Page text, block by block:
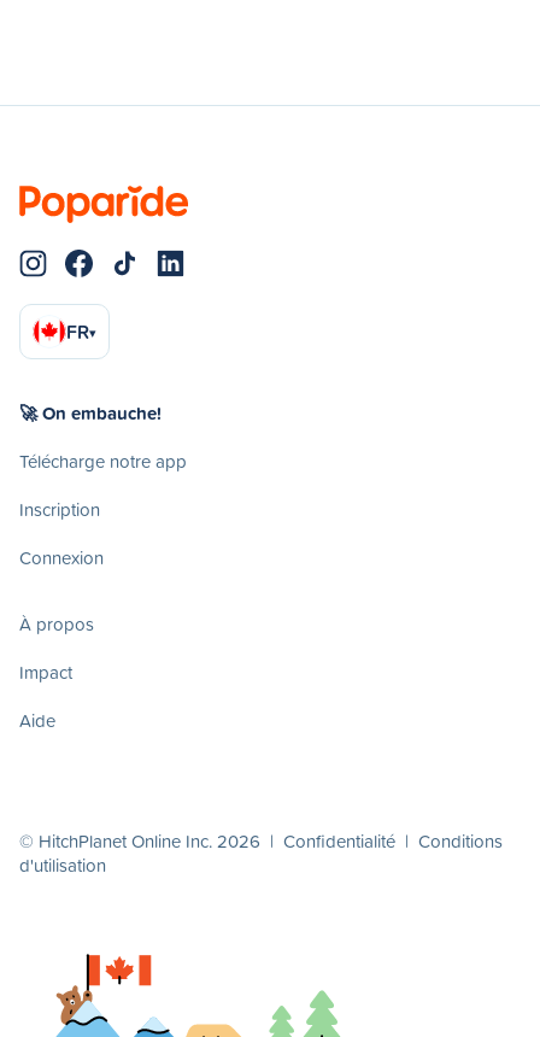
FR▾
🚀 On embauche!
Télécharge notre app
Inscription
Connexion
À propos
Impact
Aide
© HitchPlanet Online Inc. 2026 | Confidentialité | Conditions
d'utilisation